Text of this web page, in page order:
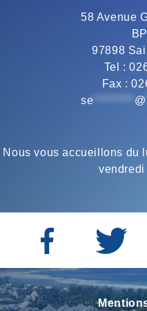
58 Avenue
97898
Tel :
Fax :
se
@
Nous vous accueillons du
vendredi